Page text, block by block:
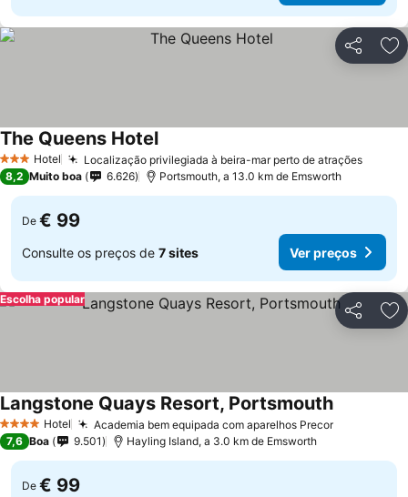
Partilhar
3 EstrelasHotel Localização privilegiada à beira-mar perto de atrações
The Queens Hotel
8,2 Muito boa 6.626 Portsmouth, a 13.0 km de Emsworth
De € 99
Consulte os preços de 7 sites Ver preços
Partilhar
Escolha popular
4 EstrelasHotel Academia bem equipada com aparelhos Precor
Langstone Quays Resort, Portsmouth
7,6 Boa 9.501 Hayling Island, a 3.0 km de Emsworth
De € 99